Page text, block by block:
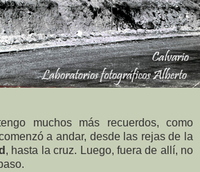
muchos más recuerdos, como
a andar, desde las rejas de la
, hasta la cruz. Luego, fuera de allí, no